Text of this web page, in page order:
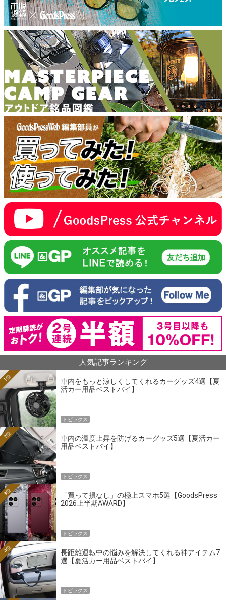
人気記事ランキング
車内をもっと涼しくしてくれるカーグッズ4選【夏
活カー用品ベストバイ】
1位
トピックス
車内の温度上昇を防げるカーグッズ5選【夏活カー
用品ベストバイ】
2位
トピックス
「買って損なし」の極上スマホ5選【GoodsPress
2026上半期AWARD】
3位
トピックス
長距離運転中の悩みを解決してくれる神アイテム7
選【夏活カー用品ベストバイ】
4位
トピックス